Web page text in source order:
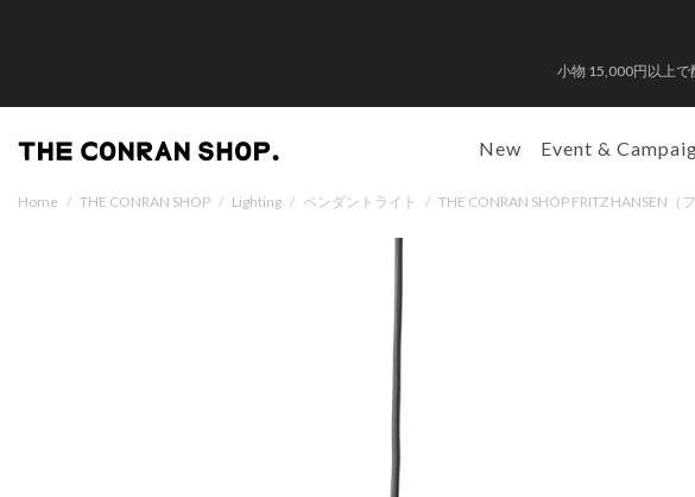
小物 15,000円以上で
New Event &
Home / THE CONRAN SHOP / Lighting / ペンダントライト / THE CONRAN SHOP FRITZ HANSEN